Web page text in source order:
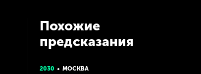
Похожие
предсказания
2030 МОСКВА